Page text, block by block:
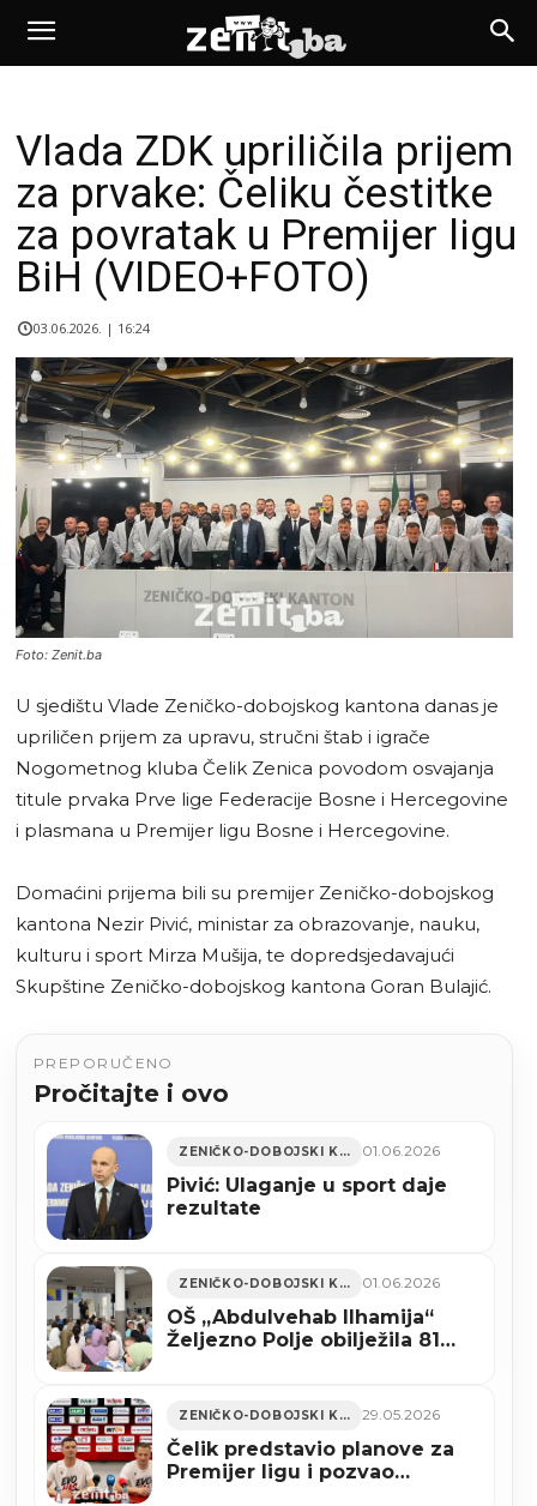
Vlada ZDK upriličila prijem
za prvake: Čeliku čestitke
za povratak u Premijer ligu
BiH (VIDEO+FOTO)
03.06.2026. | 16:24
Foto: Zenit.ba
U sjedištu Vlade Zeničko-dobojskog kantona danas je
upriličen prijem za upravu, stručni štab i igrače
Nogometnog kluba Čelik Zenica povodom osvajanja
titule prvaka Prve lige Federacije Bosne i Hercegovine
i plasmana u Premijer ligu Bosne i Hercegovine.
Domaćini prijema bili su premijer Zeničko-dobojskog
kantona Nezir Pivić, ministar za obrazovanje, nauku,
kulturu i sport Mirza Mušija, te dopredsjedavajući
Skupštine Zeničko-dobojskog kantona Goran Bulajić.
PREPORUČENO
Pročitajte i ovo
ZENIČKO-DOBOJSKI KANTON 01.06.2026
Pivić: Ulaganje u sport daje
rezultate
ZENIČKO-DOBOJSKI KANTON 01.06.2026
OŠ „Abdulvehab Ilhamija“
Željezno Polje obilježila 81
ZENIČKO-DOBOJSKI KANTON 29.05.2026
Čelik predstavio planove za
Premijer ligu i pozvao